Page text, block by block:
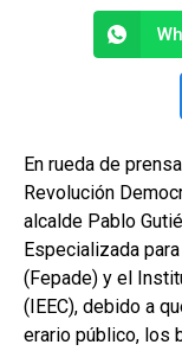
En rueda de
Revolución
alcalde Pablo
Especializada
(Fepade) y el
(IEEC), debido a
erario público, los